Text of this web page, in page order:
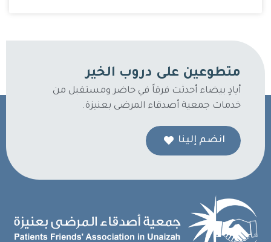
انضم إلينا
متطوعين على دروب الخير
أيادٍ بيضاء أحدثت فرقاً في حاضر ومستقبل من
خدمات جمعية أصدقاء المرضى بعنيزة.